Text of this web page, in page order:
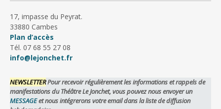
17, impasse du Peyrat.
33880 Cambes
Plan d’accès
Tél. 07 68 55 27 08
info@lejonchet.fr
NEWSLETTERPour recevoir régulièrement les informations et rappels de
manifestations du Théâtre Le Jonchet, vous pouvez nous envoyer un
MESSAGEet nous intégrerons votre email dans la liste de diffusion